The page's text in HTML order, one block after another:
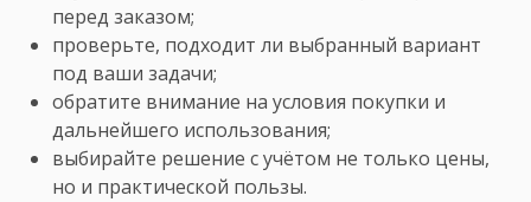
перед заказом;
проверьте, подходит ли выбранный вариант
под ваши задачи;
обратите внимание на условия покупки и
дальнейшего использования;
выбирайте решение с учётом не только цены,
но и практической пользы.